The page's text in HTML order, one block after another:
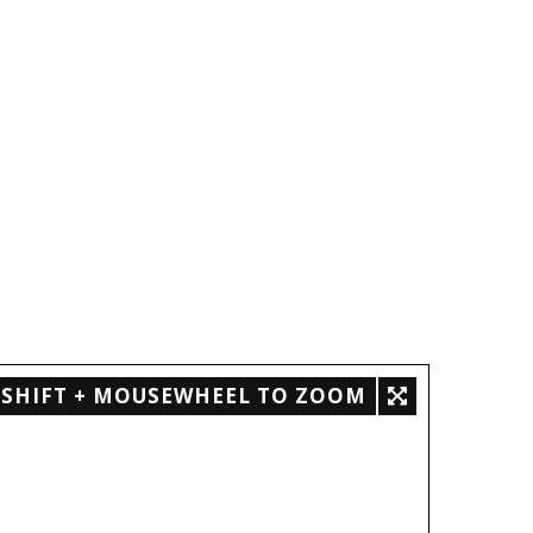
SHIFT + MOUSEWHEEL TO ZOOM